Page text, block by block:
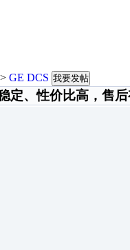
> GE DCS 我要发帖
定、性价比高，售